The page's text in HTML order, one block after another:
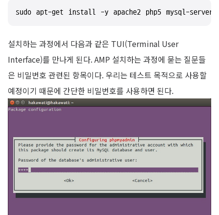
sudo apt-get install -y apache2 php5 mysql-server
설치하는 과정에서 다음과 같은 TUI(Terminal User
Interface)를 만나게 된다. AMP 설치하는 과정에 묻는 질문들
은 비밀번호 관련된 항목이다. 우리는 테스트 목적으로 사용할
예정이기 때문에 간단한 비밀번호를 사용하면 된다.